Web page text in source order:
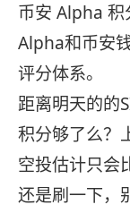
币安 Alpha 积
Alpha和币安
评分体系。
距离明天的的
积分够了么？
空投估计只会
还是刷一下，